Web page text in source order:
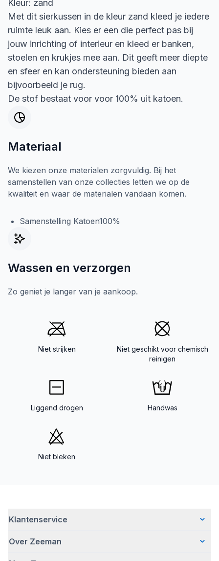
Kleur: zand
Met dit sierkussen in de kleur zand kleed je iedere
ruimte leuk aan. Kies er een die perfect pas bij
jouw inrichting of interieur en kleed er banken,
stoelen en krukjes mee aan. Dit geeft meer diepte
en sfeer en kan ondersteuning bieden aan
bijvoorbeeld je rug.
De stof bestaat voor voor 100% uit katoen.
Materiaal
We kiezen onze materialen zorgvuldig. Bij het
samenstellen van onze collecties letten we op de
kwaliteit en waar de materialen vandaan komen.
Samenstelling Katoen100%
Wassen en verzorgen
Zo geniet je langer van je aankoop.
Niet strijken
Niet geschikt voor chemisch
reinigen
Liggend drogen Handwas
Niet bleken
Klantenservice
Veelgestelde vragen
Over Zeeman